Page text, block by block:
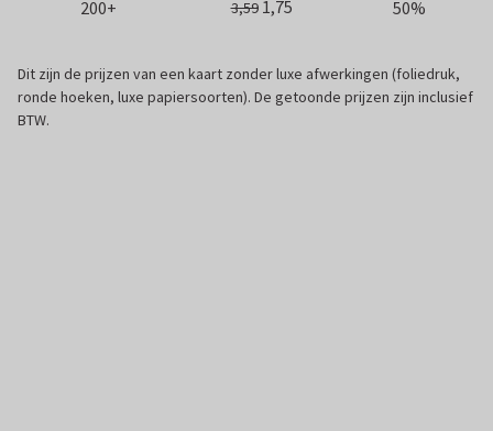
200+
3,59 1,75 50%
Dit zijn de prijzen van een kaart zonder luxe afwerkingen (foliedruk,
ronde hoeken, luxe papiersoorten). De getoonde prijzen zijn inclusief
BTW.